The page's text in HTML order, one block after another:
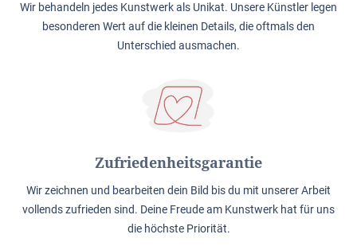
Wir behandeln jedes Kunstwerk als Unikat. Unsere Künstler legen
besonderen Wert auf die kleinen Details, die oftmals den
Unterschied ausmachen.
Zufriedenheitsgarantie
Wir zeichnen und bearbeiten dein Bild bis du mit unserer Arbeit
vollends zufrieden sind. Deine Freude am Kunstwerk hat für uns
die höchste Priorität.